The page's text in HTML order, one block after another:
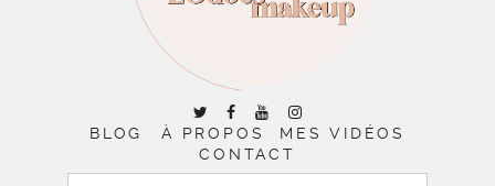
BLOG À PROPOS
MES VIDÉOS
CONTACT
RECHERCHER :